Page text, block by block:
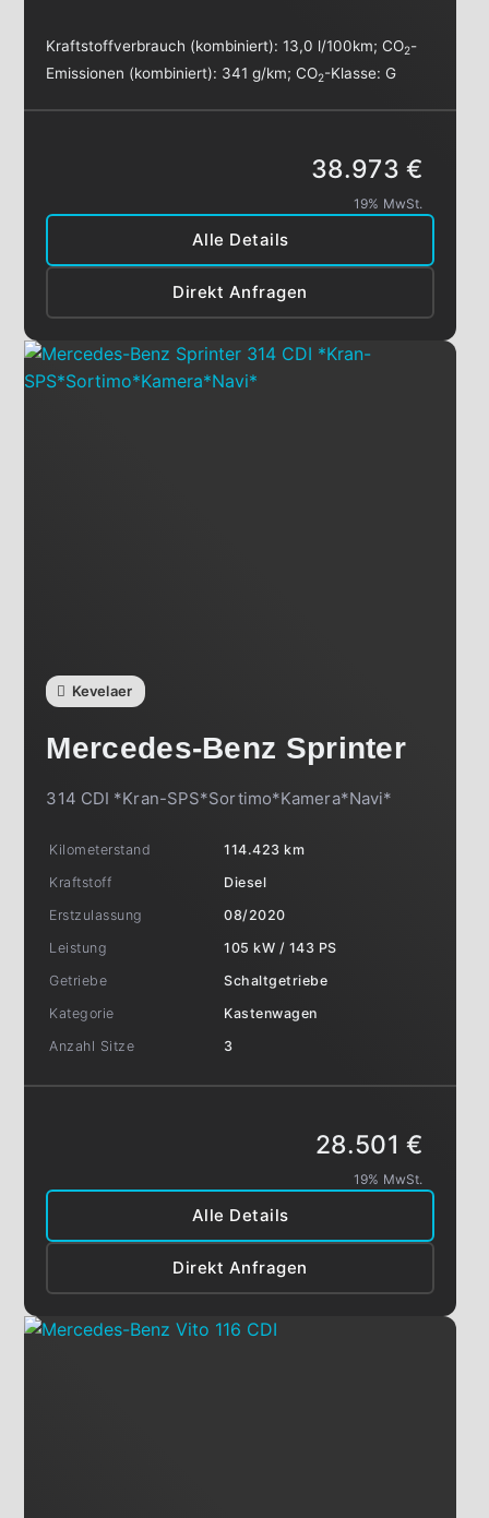
Kraftstoffverbrauch (kombiniert):13,0 l/100km;CO2-
Emissionen (kombiniert): 341 g/km;CO2-Klasse:G
Alle Details
Direkt Anfragen
38.973 €
19% MwSt.
Kevelaer
Mercedes-Benz Sprinter
314 CDI *Kran-SPS*Sortimo*Kamera*Navi*
Kilometerstand
114.423 km
Kraftstoff
Diesel
Erstzulassung
08/2020
Leistung
105 kW / 143 PS
Getriebe
Schaltgetriebe
Kategorie
Kastenwagen
Anzahl Sitze
3
Alle Details
Direkt Anfragen
28.501 €
19% MwSt.